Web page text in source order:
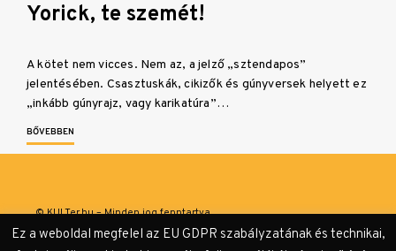
Yorick, te szemét!
A kötet nem vicces. Nem az, a jelző „sztendapos”
jelentésében. Csasztuskák, cikizők és gúnyversek helyett ez
„inkább gúnyrajz, vagy karikatúra”…
BŐVEBBEN
© KULTer.hu – Minden jog fenntartva
Ez a weboldal megfelel az EU GDPR szabályzatának és technikai,